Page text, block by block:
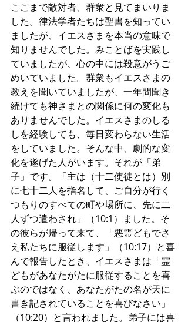
ここまで敵対者、群衆と見てまいりま
した。律法学者たちは聖書を知ってい
ましたが、イエスさまを本当の意味で
知りませんでした。みことばを実践し
ていましたが、心の中には殺意がうご
めいていました。群衆もイエスさまの
教えを聞いていましたが、一年間聞き
続けても神さまとの関係に何の変化も
ありませんでした。イエスさまのしる
しを経験しても、毎日変わらない生活
をしていました。そんな中、劇的な変
化を遂げた人がいます。それが「弟
子」です。「主は（十二使徒とは）別
に七十二人を指名して、ご自分が行く
つもりのすべての町や場所に、先に二
人ずつ遣わされ」（10:1）ました。そ
の彼らが帰って来て、「悪霊どもでさ
え私たちに服従します」（10:17）と喜
んで報告したとき、イエスさまは「霊
どもがあなたがたに服従することを喜
ぶのではなく、あなたがたの名が天に
書き記されていることを喜びなさい」
（10:20）と言われました。弟子には喜